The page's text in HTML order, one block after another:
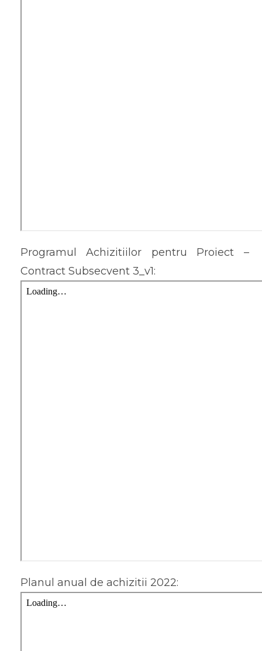
Programul Achizitiilor pentru Proiect –
Contract Subsecvent 3_v1:
Planul anual de achizitii 2022: